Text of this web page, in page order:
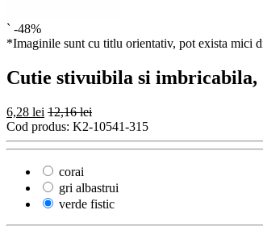
` -48%
*Imaginile sunt cu titlu orientativ, pot exista mici
Cutie stivuibila si
6,28 lei 12,16 lei
Cod produs: K2-10541-315
corai
gri albastrui
verde fistic